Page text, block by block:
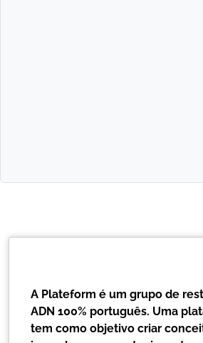
A Plateform é um grupo de
ADN 100% português. Uma
tem como objetivo criar